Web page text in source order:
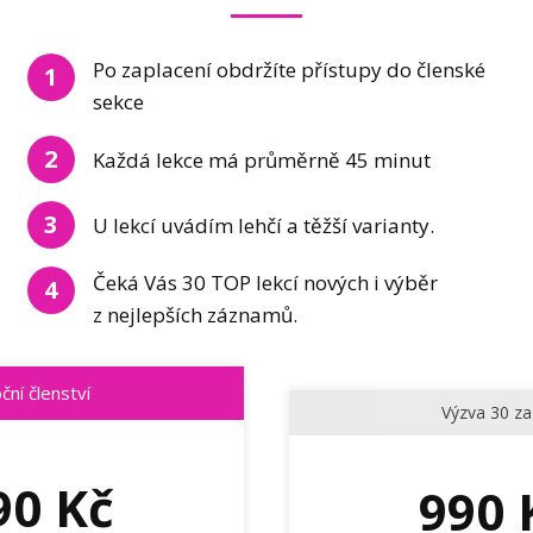
1
Po zaplacení obdržíte přístupy do členské
sekce
2 Každá lekce má průměrně 45 minut
3 U lekcí uvádím lehčí a těžší varianty.
4
Čeká Vás 30 TOP lekcí nových i výběr
z nejlepších záznamů.
členství
Kč
Výzva 30
990